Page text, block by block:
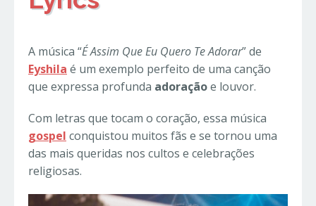
A música “É Assim Que Eu Quero Te Adorar” de
Eyshila é um exemplo perfeito de uma canção
que expressa profunda adoraçãoe louvor.
Com letras que tocam o coração, essa música
gospel conquistou muitos fãs e se tornou uma
das mais queridas nos cultos e celebrações
religiosas.